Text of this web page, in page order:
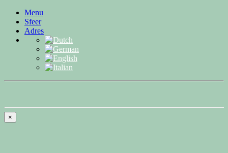
Menu
Sfeer
Adres
×